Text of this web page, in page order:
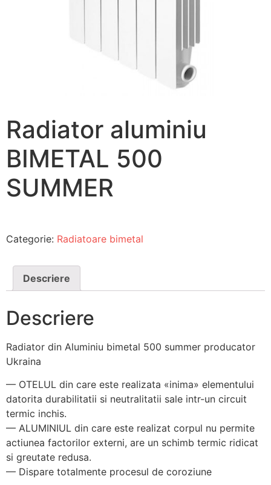
Radiator aluminiu
BIMETAL 500
SUMMER
Categorie: Radiatoare bimetal
Descriere
Descriere
Radiator din Aluminiu bimetal 500 summer producator
Ukraina
— OTELUL din care este realizata «inima» elementului
datorita durabilitatii si neutralitatii sale intr-un circuit
termic inchis.
— ALUMINIUL din care este realizat corpul nu permite
actiunea factorilor externi, are un schimb termic ridicat
si greutate redusa.
— Dispare totalmente procesul de coroziune